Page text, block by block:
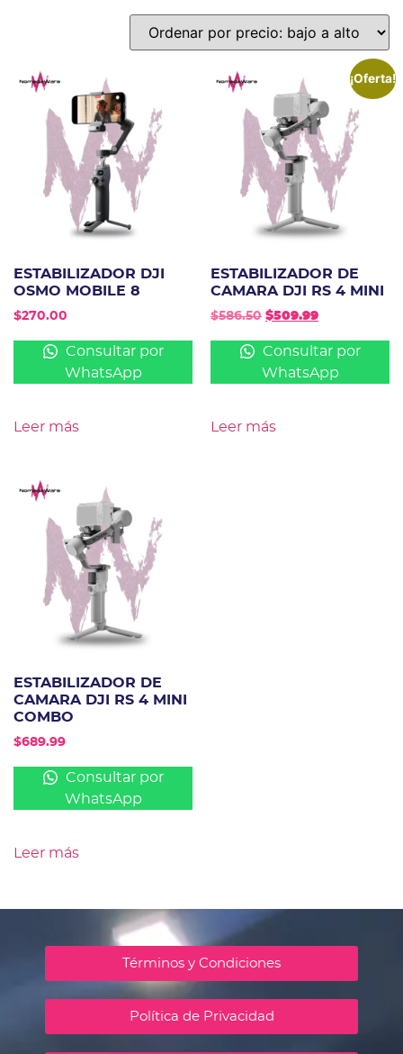
ESTABILIZADOR DJI
OSMO MOBILE 8
$270.00
Consultar por
WhatsApp
Leer más
¡Oferta!
ESTABILIZADOR DE
CAMARA DJI RS 4 MINI
$586.50 $509.99
Consultar por
WhatsApp
Leer más
ESTABILIZADOR DE
CAMARA DJI RS 4 MINI
COMBO
$689.99
Consultar por
WhatsApp
Leer más
Términos y Condiciones
Política de Privacidad